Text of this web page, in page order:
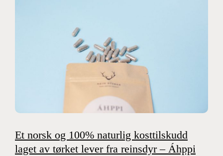
Et norsk og 100% naturlig kosttilskudd
laget av tørket lever fra reinsdyr – Áhppi